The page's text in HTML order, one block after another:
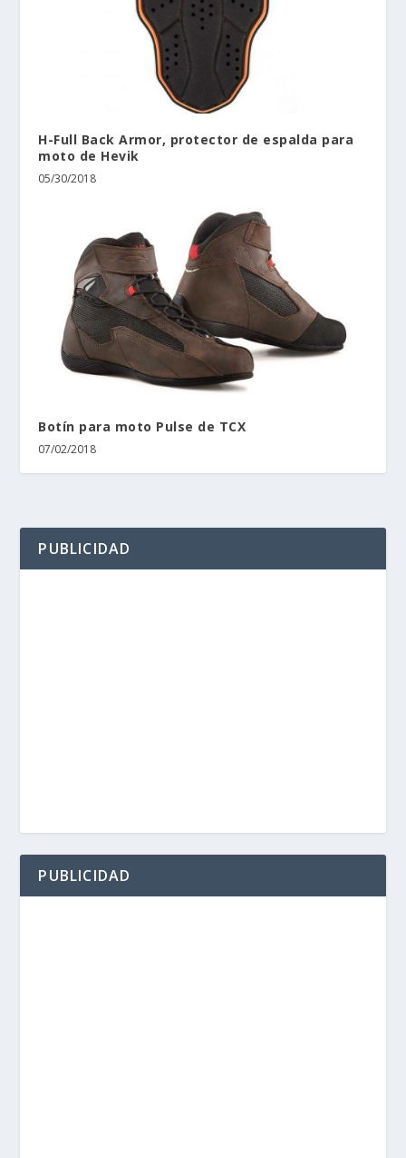
H-Full Back Armor, protector de espalda para
moto de Hevik
05/30/2018
Botín para moto Pulse de TCX
07/02/2018
PUBLICIDAD
PUBLICIDAD